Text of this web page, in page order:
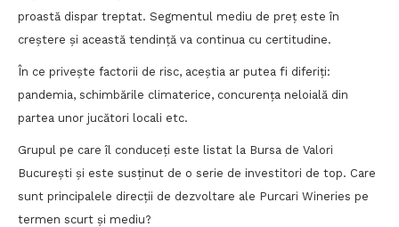
proastă dispar treptat. Segmentul mediu de preț este în
creștere și această tendință va continua cu certitudine.
În ce privește factorii de risc, aceștia ar putea fi diferiți:
pandemia, schimbările climaterice, concurența neloială din
partea unor jucători locali etc.
Grupul pe care îl conduceți este listat la Bursa de Valori
București și este susținut de o serie de investitori de top. Care
sunt principalele direcții de dezvoltare ale Purcari Wineries pe
termen scurt și mediu?